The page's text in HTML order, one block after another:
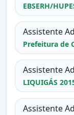
EBSERH/
Assistente
Prefeitura de
Assistente
LIQUIGÁS
Assistente